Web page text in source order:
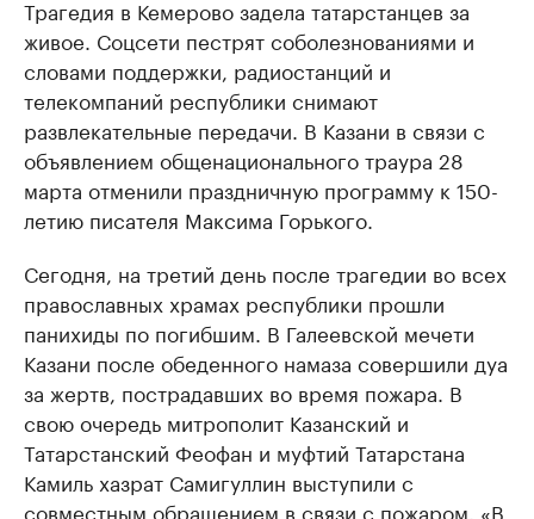
Трагедия в Кемерово задела татарстанцев за
живое. Соцсети пестрят соболезнованиями и
словами поддержки, радиостанций и
телекомпаний республики снимают
развлекательные передачи. В Казани в связи с
объявлением общенационального траура 28
марта отменили праздничную программу к 150-
летию писателя Максима Горького.
Сегодня, на третий день после трагедии во всех
православных храмах республики прошли
панихиды по погибшим. В Галеевской мечети
Казани после обеденного намаза совершили дуа
за жертв, пострадавших во время пожара. В
свою очередь митрополит Казанский и
Татарстанский Феофан и муфтий Татарстана
Камиль хазрат Самигуллин выступили с
совместным обращением в связи с пожаром. «В